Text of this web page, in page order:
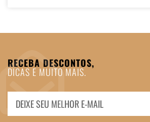
RECEBA DESCONTOS,
DICAS E MUITO MAIS.